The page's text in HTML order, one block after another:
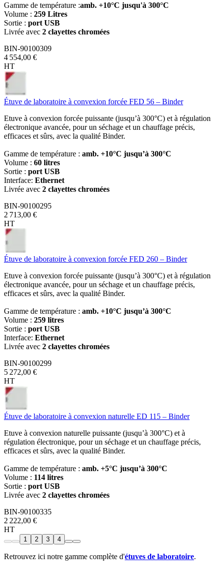
Gamme de température :amb. +10°C jusqu'à 300°C
Volume : 259 Litres
Sortie : port USB
Livrée avec 2 clayettes chromées
BIN-90100309
4 554,00 €
HT
Étuve de laboratoire à convexion forcée FED 56 – Binder
Etuve à convexion forcée puissante (jusqu’à 300°C) et à régulation
électronique avancée, pour un séchage et un chauffage précis,
efficaces et sûrs, avec la qualité Binder.
Gamme de température : amb. +10°C jusqu’à 300°C
Volume : 60 litres
Sortie : port USB
Interface: Ethernet
Livrée avec 2 clayettes chromées
BIN-90100295
2 713,00 €
HT
Étuve de laboratoire à convexion forcée FED 260 – Binder
Etuve à convexion forcée puissante (jusqu’à 300°C) et à régulation
électronique avancée, pour un séchage et un chauffage précis,
efficaces et sûrs, avec la qualité Binder.
Gamme de température : amb. +10°C jusqu’à 300°C
Volume : 259 litres
Sortie : port USB
Interface: Ethernet
Livrée avec 2 clayettes chromées
BIN-90100299
5 272,00 €
HT
Étuve de laboratoire à convexion naturelle ED 115 – Binder
Etuve à convexion naturelle puissante (jusqu’à 300°C) et à
régulation électronique, pour un séchage et un chauffage précis,
efficaces et sûrs, avec la qualité Binder.
Gamme de température : amb. +5°C jusqu’à 300°C
Volume : 114 litres
Sortie : port USB
Livrée avec 2 clayettes chromées
BIN-90100335
2 222,00 €
HT
1 2 3 4
Retrouvez ici notre gamme complète d'étuves de laboratoire.